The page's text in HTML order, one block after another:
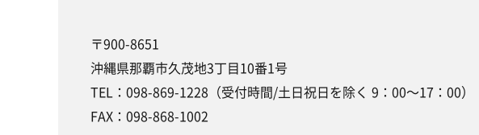
〒900-8651
沖縄県那覇市久茂地3丁目10番1号
TEL：098-869-1228（受付時間/土日祝日を除く 9：00～17：00）
FAX：098-868-1002